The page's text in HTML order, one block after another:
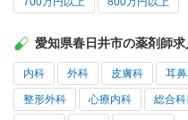
愛知県春日井市の薬剤師
内科 外科 皮膚科 耳
整形外科 心療内科 総合科